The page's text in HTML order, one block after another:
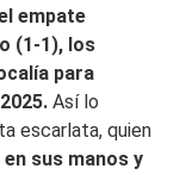
empate
(1-1), los
para
Así lo
escarlata, quien
sus manos y